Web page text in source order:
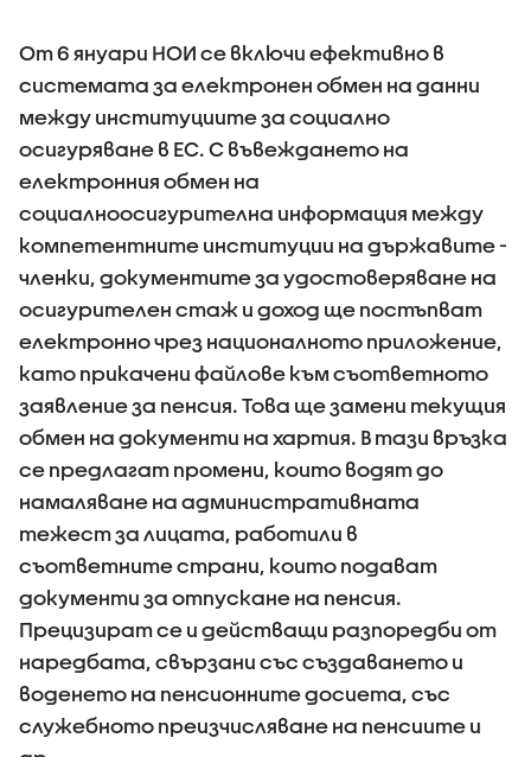
От 6 януари НОИ се включи ефективно в
системата за електронен обмен на данни
между институциите за социално
осигуряване в ЕС. С въвеждането на
електронния обмен на
социалноосигурителна информация между
компетентните институции на държавите -
членки, документите за удостоверяване на
осигурителен стаж и доход ще постъпват
електронно чрез националното приложение,
като прикачени файлове към съответното
заявление за пенсия. Това ще замени текущия
обмен на документи на хартия. В тази връзка
се предлагат промени, които водят до
намаляване на административната
тежест за лицата, работили в
съответните страни, които подават
документи за отпускане на пенсия.
Прецизират се и действащи разпоредби от
наредбата, свързани със създаването и
воденето на пенсионните досиета, със
служебното преизчисляване на пенсиите и